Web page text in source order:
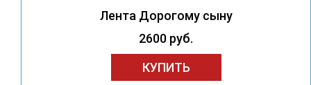
Лента Дорогому сыну
2600 руб.
КУПИТЬ